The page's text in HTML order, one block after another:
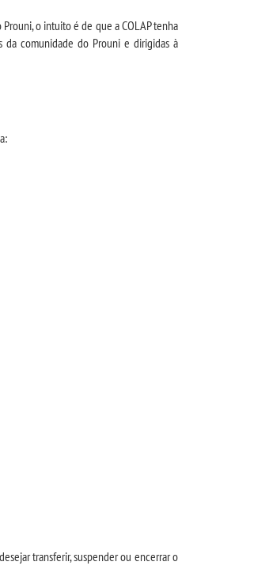
o intuito é de que a COLAP tenha
da comunidade do Prouni e dirigidas à
transferir, suspender ou encerrar o